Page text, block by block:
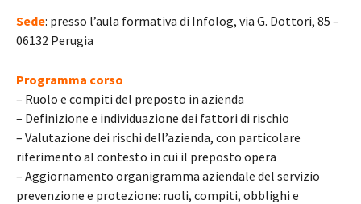
Sede: presso l’aula formativa di Infolog, via G. Dottori, 85 –
06132 Perugia
Programma corso
– Ruolo e compiti del preposto in azienda
– Definizione e individuazione dei fattori di rischio
– Valutazione dei rischi dell’azienda, con particolare
riferimento al contesto in cui il preposto opera
– Aggiornamento organigramma aziendale del servizio
prevenzione e protezione: ruoli, compiti, obblighi e